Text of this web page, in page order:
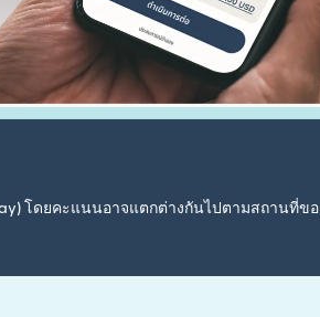
โดยคะแนนอาจแตกต่างกันไปตามสถานที่ข